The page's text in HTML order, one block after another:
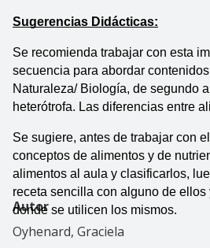
Sugerencias Didácticas:
Se recomienda trabajar con esta
secuencia para abordar
Naturaleza/ Biología, de segundo
heterótrofa. Las diferencias entre
Se sugiere, antes de trabajar con
conceptos de alimentos y de
alimentos al aula y clasificarlos,
receta sencilla con alguno de ellos
donde se utilicen los mismos.
Autor
Oyhenard, Graciela